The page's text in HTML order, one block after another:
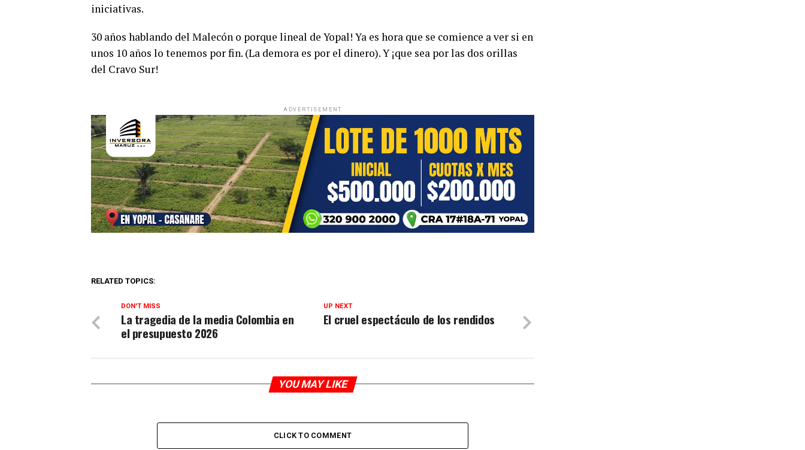
iniciativas.
30 años hablando del Malecón o porque lineal de Yopal! Ya es hora que se comience a ver si en
unos 10 años lo tenemos por fin. (La demora es por el dinero). Y ¡que sea por las dos orillas
del Cravo Sur!
ADVERTISEMENT
RELATED TOPICS:
UP NEXT
El cruel espectáculo de los rendidos
DON'T MISS
La tragedia de la media Colombia en
el presupuesto 2026
YOU MAY LIKE
CLICK TO COMMENT